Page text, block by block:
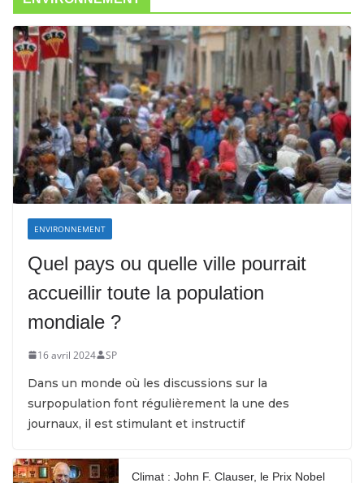
ENVIRONNEMENT
Quel pays ou quelle ville pourrait
accueillir toute la population
mondiale ?
16 avril 2024 SP
Dans un monde où les discussions sur la
surpopulation font régulièrement la une des
journaux, il est stimulant et instructif
Climat : John F. Clauser, le Prix Nobel